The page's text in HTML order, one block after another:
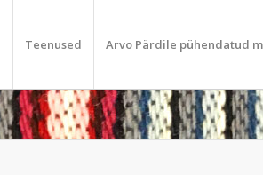
Teenused Arvo Pärdile pühendatud